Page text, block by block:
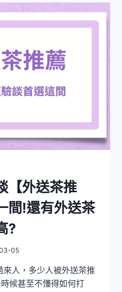
【外送茶推
間!還有外送茶
?
05
人，多少人被外送茶推
候甚至不懂得如何打